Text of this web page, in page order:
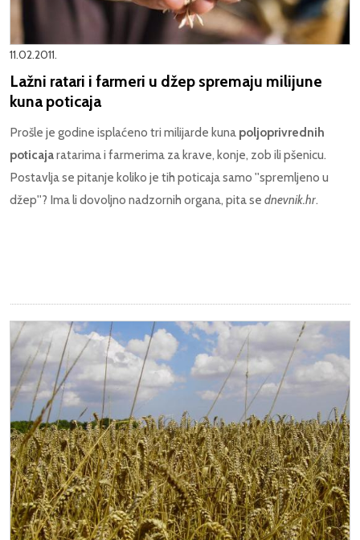
11.02.2011.
Lažni ratari i farmeri u džep spremaju milijune
kuna poticaja
Prošle je godine isplaćeno tri milijarde kuna poljoprivrednih
poticajaratarima i farmerima za krave, konje, zob ili pšenicu.
Postavlja se pitanje koliko je tih poticaja samo ''spremljeno u
džep''? Ima li dovoljno nadzornih organa, pita se dnevnik.hr.